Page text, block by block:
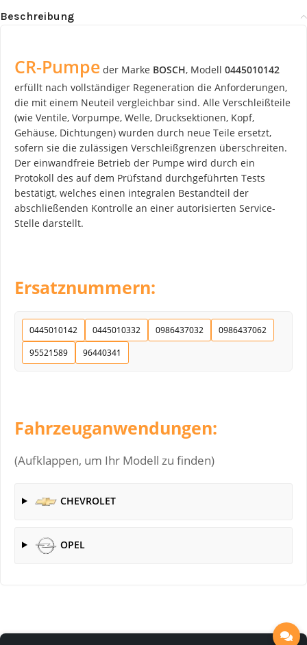
Beschreibung
CR-Pumpe der Marke BOSCH, Modell 0445010142
erfüllt nach vollständiger Regeneration die Anforderungen,
die mit einem Neuteil vergleichbar sind. Alle Verschleißteile
(wie Ventile, Vorpumpe, Welle, Drucksektionen, Kopf,
Gehäuse, Dichtungen) wurden durch neue Teile ersetzt,
sofern sie die zulässigen Verschleißgrenzen überschreiten.
Der einwandfreie Betrieb der Pumpe wird durch ein
Protokoll des auf dem Prüfstand durchgeführten Tests
bestätigt, welches einen integralen Bestandteil der
abschließenden Kontrolle an einer autorisierten Service-
Stelle darstellt.
Ersatznummern:
0445010142 0445010332 0986437032
0986437062
95521589
96440341
Fahrzeuganwendungen:
(Aufklappen, um Ihr Modell zu finden)
CHEVROLET
OPEL